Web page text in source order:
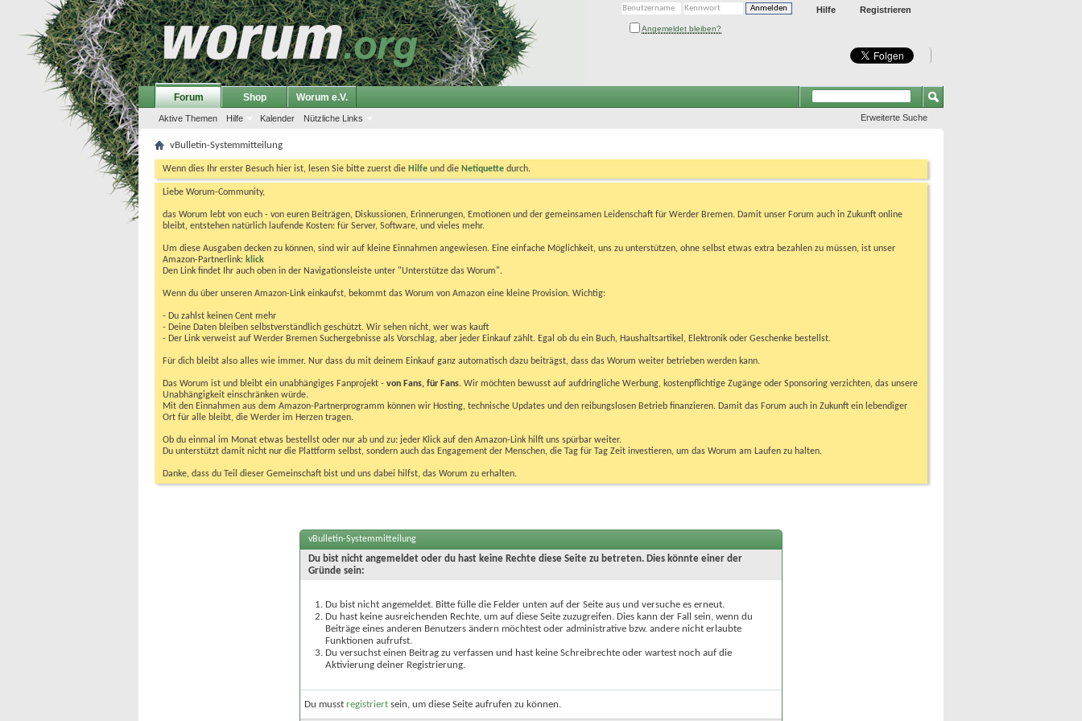
Registrieren
Hilfe
Angemeldet bleiben?
Forum
Aktive Themen Hilfe Kalender Nützliche Links
Shop Worum e.V.
Erweiterte Suche
vBulletin-Systemmitteilung
Wenn dies Ihr erster Besuch hier ist, lesen Sie bitte zuerst die Hilfe und die Netiquette durch.
Liebe Worum-Community,
das Worum lebt von euch - von euren Beiträgen, Diskussionen, Erinnerungen, Emotionen und der gemeinsamen Leidenschaft für Werder Bremen. Damit unser Forum auch in Zukunft online
bleibt, entstehen natürlich laufende Kosten: für Server, Software, und vieles mehr.
Um diese Ausgaben decken zu können, sind wir auf kleine Einnahmen angewiesen. Eine einfache Möglichkeit, uns zu unterstützen, ohne selbst etwas extra bezahlen zu müssen, ist unser
Amazon-Partnerlink: klick
Den Link findet Ihr auch oben in der Navigationsleiste unter "Unterstütze das Worum".
Wenn du über unseren Amazon-Link einkaufst, bekommt das Worum von Amazon eine kleine Provision. Wichtig:
- Du zahlst keinen Cent mehr
- Deine Daten bleiben selbstverständlich geschützt. Wir sehen nicht, wer was kauft
- Der Link verweist auf Werder Bremen Suchergebnisse als Vorschlag, aber jeder Einkauf zählt. Egal ob du ein Buch, Haushaltsartikel, Elektronik oder Geschenke bestellst.
Für dich bleibt also alles wie immer. Nur dass du mit deinem Einkauf ganz automatisch dazu beiträgst, dass das Worum weiter betrieben werden kann.
Das Worum ist und bleibt ein unabhängiges Fanprojekt - von Fans, für Fans. Wir möchten bewusst auf aufdringliche Werbung, kostenpflichtige Zugänge oder Sponsoring verzichten, das unsere
Unabhängigkeit einschränken würde.
Mit den Einnahmen aus dem Amazon-Partnerprogramm können wir Hosting, technische Updates und den reibungslosen Betrieb finanzieren. Damit das Forum auch in Zukunft ein lebendiger
Ort für alle bleibt, die Werder im Herzen tragen.
Ob du einmal im Monat etwas bestellst oder nur ab und zu: jeder Klick auf den Amazon-Link hilft uns spürbar weiter.
Du unterstützt damit nicht nur die Plattform selbst, sondern auch das Engagement der Menschen, die Tag für Tag Zeit investieren, um das Worum am Laufen zu halten.
Danke, dass du Teil dieser Gemeinschaft bist und uns dabei hilfst, das Worum zu erhalten.
vBulletin-Systemmitteilung
Du bist nicht angemeldet oder du hast keine Rechte diese Seite zu betreten. Dies könnte einer der
Gründe sein:
Du bist nicht angemeldet. Bitte fülle die Felder unten auf der Seite aus und versuche es erneut.
Du hast keine ausreichenden Rechte, um auf diese Seite zuzugreifen. Dies kann der Fall sein, wenn du
Beiträge eines anderen Benutzers ändern möchtest oder administrative bzw. andere nicht erlaubte
Funktionen aufrufst.
Du versuchst einen Beitrag zu verfassen und hast keine Schreibrechte oder wartest noch auf die
Aktivierung deiner Registrierung.
Du musst registriert sein, um diese Seite aufrufen zu können.